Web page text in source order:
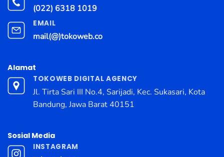
(022) 6318 1019
EMAIL
mail(@)tokoweb.co
Alamat
TOKOWEB DIGITAL AGENCY
Jl. Tirta Sari III No.4, Sarijadi, Kec. Sukasari, Kota
Bandung, Jawa Barat 40151
Sosial Media
INSTAGRAM